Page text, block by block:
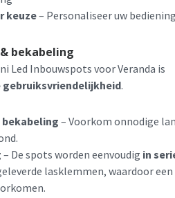
keuze– Personaliseer uw
bekabeling
Led Inbouwspots voor Veranda is
gebruiksvriendelijkheid.
– Voorkom onnodige
– De spots worden eenvoudig in
lasklemmen, waardoor een